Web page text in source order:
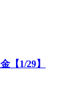
【1/29】